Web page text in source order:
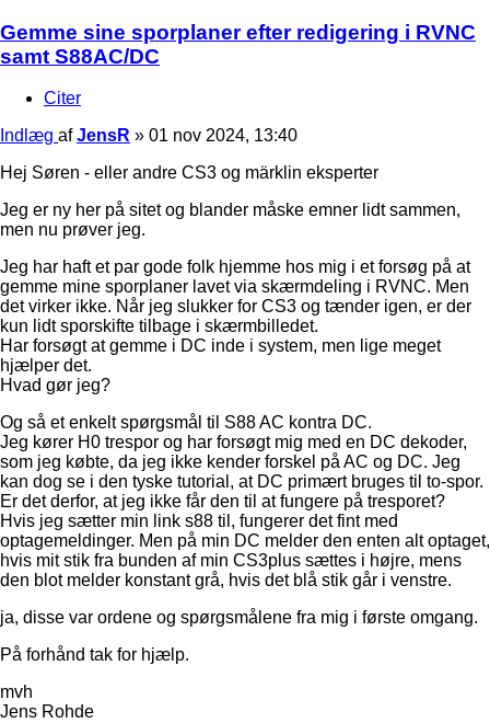
Gemme sine sporplaner efter redigering i RVNC
samt S88AC/DC
Citer
Indlæg afJensR » 01 nov 2024, 13:40
Hej Søren - eller andre CS3 og märklin eksperter
Jeg er ny her på sitet og blander måske emner lidt sammen,
men nu prøver jeg.
Jeg har haft et par gode folk hjemme hos mig i et forsøg på at
gemme mine sporplaner lavet via skærmdeling i RVNC. Men
det virker ikke. Når jeg slukker for CS3 og tænder igen, er der
kun lidt sporskifte tilbage i skærmbilledet.
Har forsøgt at gemme i DC inde i system, men lige meget
hjælper det.
Hvad gør jeg?
Og så et enkelt spørgsmål til S88 AC kontra DC.
Jeg kører H0 trespor og har forsøgt mig med en DC dekoder,
som jeg købte, da jeg ikke kender forskel på AC og DC. Jeg
kan dog se i den tyske tutorial, at DC primært bruges til to-spor.
Er det derfor, at jeg ikke får den til at fungere på tresporet?
Hvis jeg sætter min link s88 til, fungerer det fint med
optagemeldinger. Men på min DC melder den enten alt optaget,
hvis mit stik fra bunden af min CS3plus sættes i højre, mens
den blot melder konstant grå, hvis det blå stik går i venstre.
ja, disse var ordene og spørgsmålene fra mig i første omgang.
På forhånd tak for hjælp.
mvh
Jens Rohde